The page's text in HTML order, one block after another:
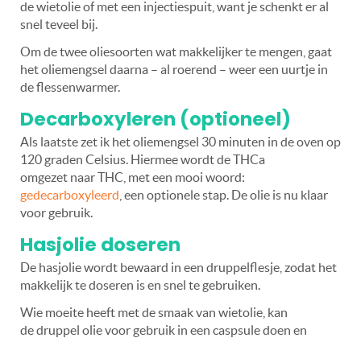
de wietolie of met een injectiespuit, want je schenkt er al
snel teveel bij.
Om de twee oliesoorten wat makkelijker te mengen, gaat
het oliemengsel daarna – al roerend – weer een uurtje in
de flessenwarmer.
Decarboxyleren (optioneel)
Als laatste zet ik het oliemengsel 30 minuten in de oven op
120 graden Celsius. Hiermee wordt de THCa
omgezet naar THC, met een mooi woord:
gedecarboxyleerd , een optionele stap. De olie is nu klaar
voor gebruik.
Hasjolie doseren
De hasjolie wordt bewaard in een druppelflesje, zodat het
makkelijk te doseren is en snel te gebruiken.
Wie moeite heeft met de smaak van wietolie, kan
de druppel olie voor gebruik in een caspsule doen en